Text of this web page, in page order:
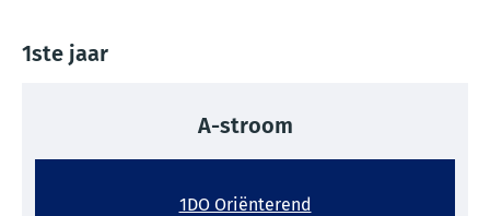
1ste jaar
A-stroom
1DO Oriënterend